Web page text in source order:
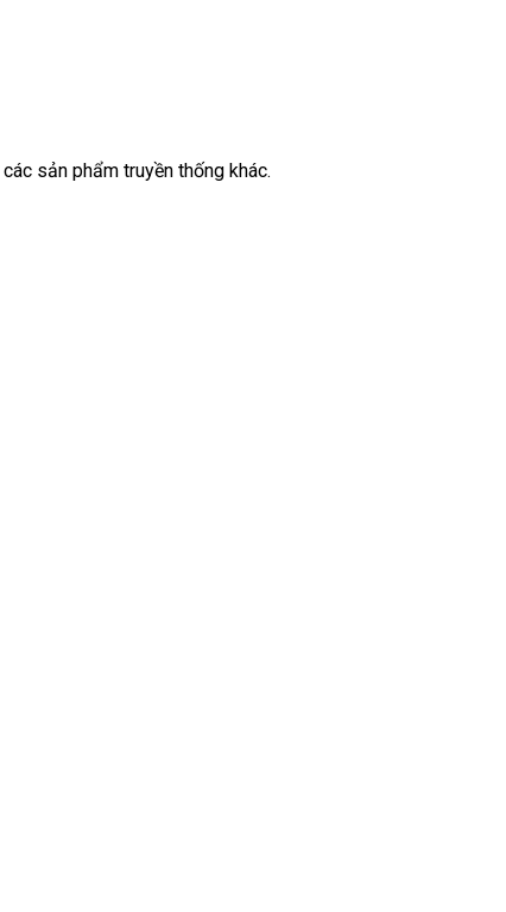
tham
các sản phẩm truyền thống khác.